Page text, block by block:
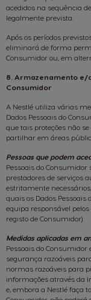
acedidos na sequência
legalmente prevista.
Após os períodos
eliminará de forma
Consumidor ou, em
8. Armazenamento e/
Consumidor
A Nestlé utiliza várias
Dados Pessoais do
que tais proteções não
partilhar em áreas
Pessoas que podem
Pessoais do Consumidor
prestadores de serviços
estritamente
quais os Dados Pessoais
equipa responsável
registo de Consumidor).
Medidas aplicadas em
Pessoais do
segurança razoáveis
normas razoáveis para
informações através da
e, embora a Nestlé faça